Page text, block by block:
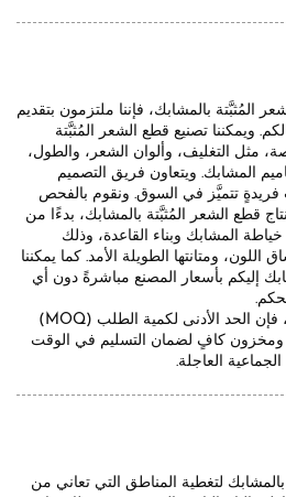
المُثبَّتة بالمشابك، فإننا ملتزمون بتقديم
ويمكننا تصنيع قطع الشعر المُثبَّتة
مثل التغليف، وألوان الشعر، والطول،
المشابك. ويتعاون فريق التصميم
فريدةٍ تتميَّز في السوق. ونقوم بالفحص
قطع الشعر المُثبَّتة بالمشابك، بدءًا من
خياطة المشابك وبناء القاعدة، وذلك
ومتانتها الطويلة الأمد. كما يمكننا
إليكم بأسعار المصنع مباشرةً دون أي
أما بالنسبة للطلبات المخصصة، فإن الحد الأدنى لكمية الطلب (MOQ)
ومخزون كافٍ لضمان التسليم في الوقت
العاجلة.
لتغطية المناطق التي تعاني من